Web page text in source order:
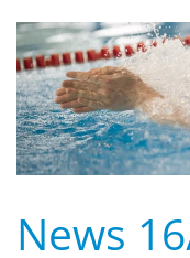
News